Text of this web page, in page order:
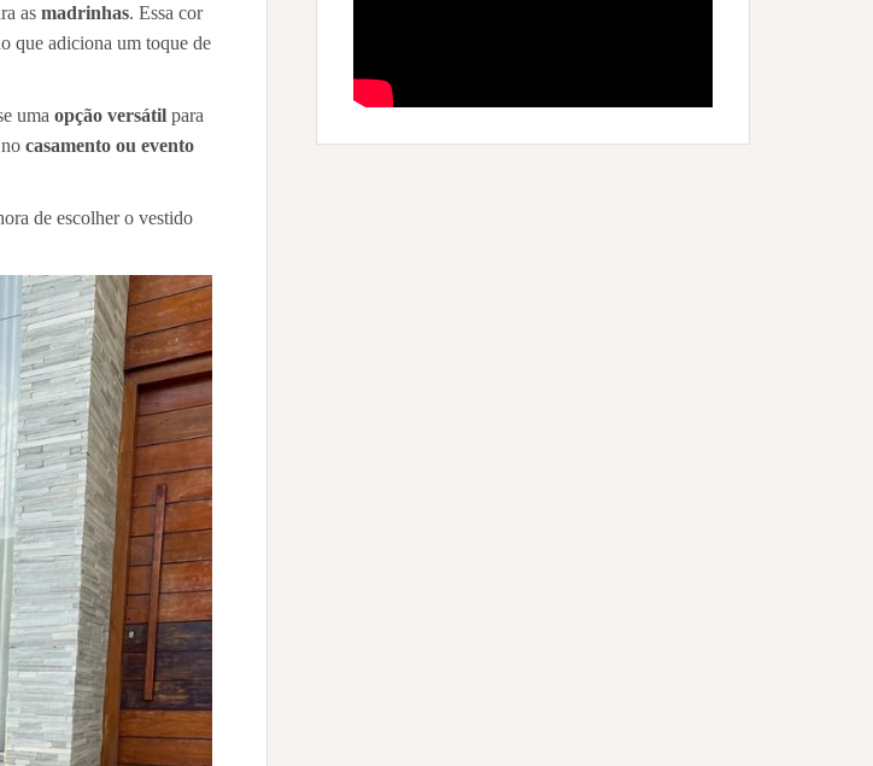
as madrinhas. Essa cor
que adiciona um toque de
uma opção versátil para
casamento ou evento
de escolher o vestido